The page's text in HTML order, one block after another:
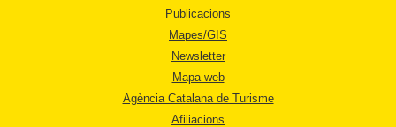
Publicacions
Mapes/GIS
Newsletter
Mapa web
Agència Catalana de Turisme
Afiliacions